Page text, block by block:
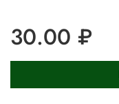
30.00 ₽